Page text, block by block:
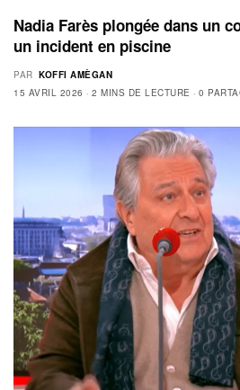
Nadia Farès plongée dans un
un incident en piscine
PAR KOFFI AMÈGAN
15 AVRIL 2026
2 MINS DE LECTURE 0